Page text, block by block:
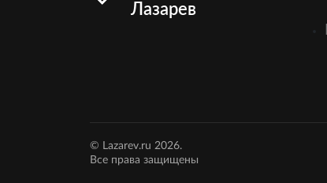
Лазарев
© Lazarev.ru 2026.
Все права защищены